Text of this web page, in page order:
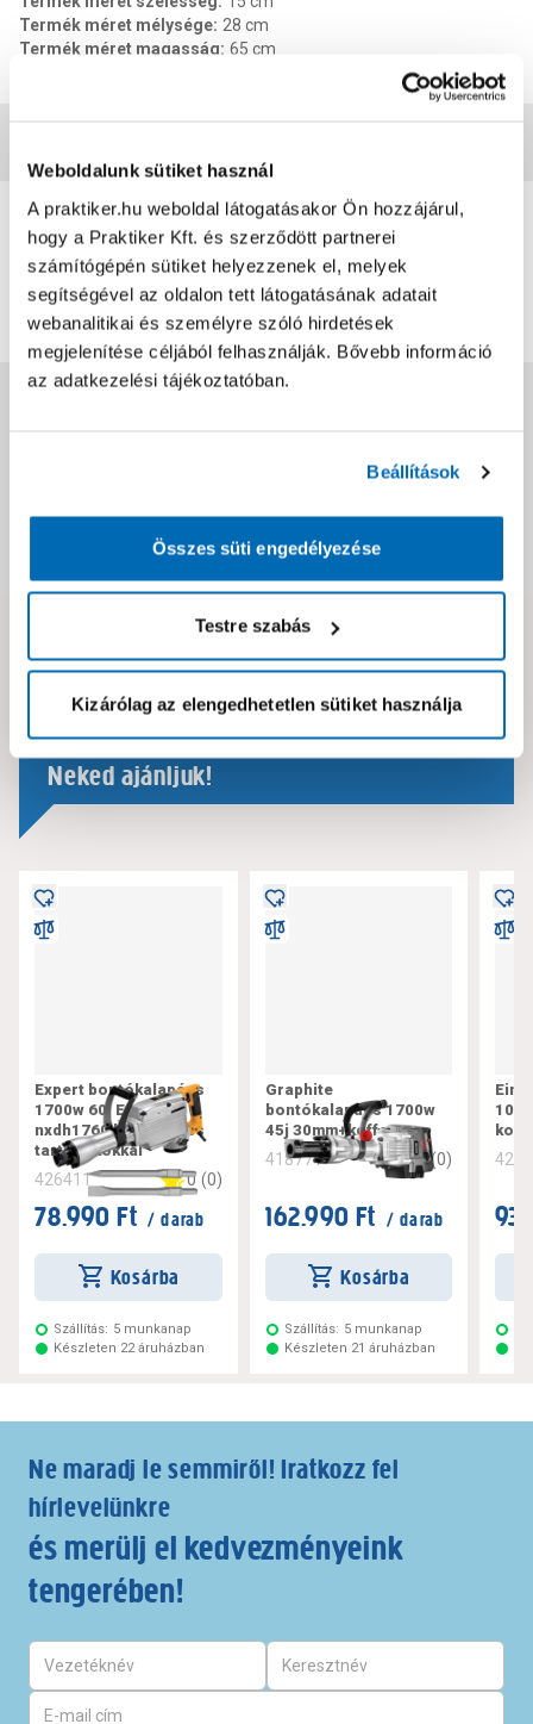
Weboldalunk sütiket használ
A praktiker.hu weboldal látogatásakor Ön hozzájárul,
hogy a Praktiker Kft. és szerződött partnerei
számítógépén sütiket helyezzenek el, melyek
segítségével az oldalon tett látogatásának adatait
webanalitikai és személyre szóló hirdetések
megjelenítése céljából felhasználják. Bővebb információ
az adatkezelési tájékoztatóban.
Beállítások
Összes süti engedélyezése
Testre szabás
Kizárólag az elengedhetetlen sütiket használja
Termék méret mélysége: 28 cm
Termék méret magasság: 65 cm
0 0értékelés
Értékelés írása
Dokumentumok, felelős személy
Kérjük jelezd nekünk!
Neked ajánljuk!
Expert bontókalapács
1700w 60j Expert
nxdh1760 kofferrel és
tartozékokkal
426411 0 (0)
78.990 Ft / darab
Kosárba
Szállítás: 5 munkanap
Készleten 22 áruházban
Graphite
bontókalapács 1700w
45j 30mm+koffer
418771 0 (0)
162.990 Ft / darab
Kosárba
Szállítás: 5 munkanap
Készleten 21 áruházban
Ne maradj le semmiről! Iratkozz fel
hírlevelünkre
és merülj el kedvezményeink
tengerében!